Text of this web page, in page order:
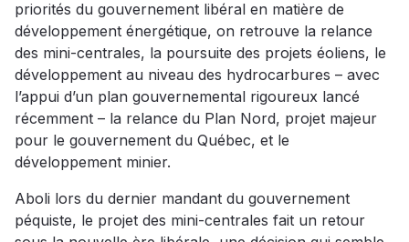
priorités du gouvernement libéral en matière de
développement énergétique, on retrouve la relance
des mini-centrales, la poursuite des projets éoliens, le
développement au niveau des hydrocarbures – avec
l’appui d’un plan gouvernemental rigoureux lancé
récemment – la relance du Plan Nord, projet majeur
pour le gouvernement du Québec, et le
développement minier.
Aboli lors du dernier mandant du gouvernement
péquiste, le projet des mini-centrales fait un retour